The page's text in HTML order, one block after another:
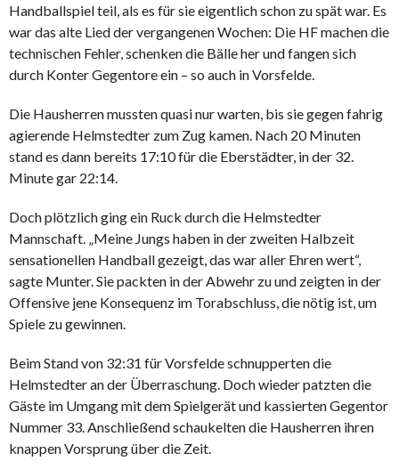
Handballspiel teil, als es für sie eigentlich schon zu spät war. Es
war das alte Lied der vergangenen Wochen: Die HF machen die
technischen Fehler, schenken die Bälle her und fangen sich
durch Konter Gegentore ein – so auch in Vorsfelde.
Die Hausherren mussten quasi nur warten, bis sie gegen fahrig
agierende Helmstedter zum Zug kamen. Nach 20 Minuten
stand es dann bereits 17:10 für die Eberstädter, in der 32.
Minute gar 22:14.
Doch plötzlich ging ein Ruck durch die Helmstedter
Mannschaft. „Meine Jungs haben in der zweiten Halbzeit
sensationellen Handball gezeigt, das war aller Ehren wert“,
sagte Munter. Sie packten in der Abwehr zu und zeigten in der
Offensive jene Konsequenz im Torabschluss, die nötig ist, um
Spiele zu gewinnen.
Beim Stand von 32:31 für Vorsfelde schnupperten die
Helmstedter an der Überraschung. Doch wieder patzten die
Gäste im Umgang mit dem Spielgerät und kassierten Gegentor
Nummer 33. Anschließend schaukelten die Hausherren ihren
knappen Vorsprung über die Zeit.